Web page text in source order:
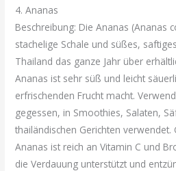
4. Ananas
Beschreibung: Die Ananas (Ananas
stachelige Schale und süßes,
Thailand das ganze Jahr über
Ananas ist sehr süß und leicht
erfrischenden Frucht macht.
gegessen, in Smoothies, Salaten,
thailändischen Gerichten verwendet.
Ananas ist reich an Vitamin C und
die Verdauung unterstützt und